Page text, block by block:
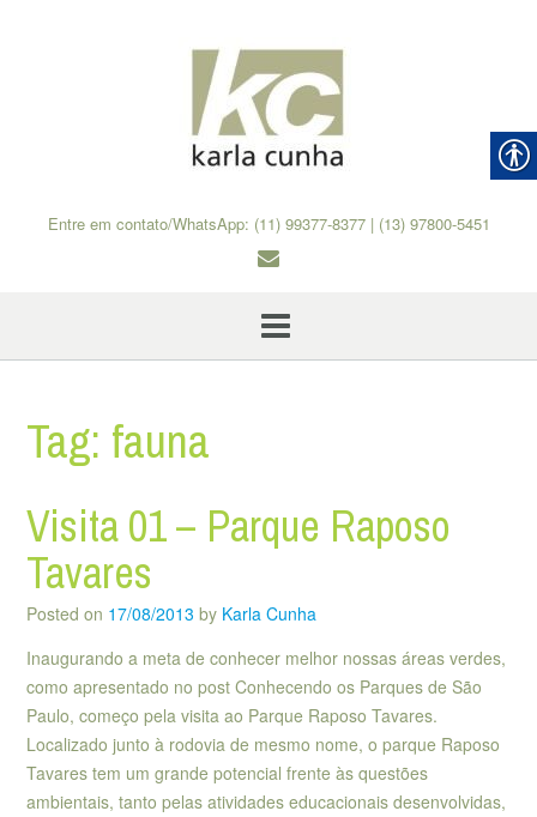
Entre em contato/WhatsApp: (11) 99377-8377 | (13) 97800-5451
Tag: fauna
Visita 01 – Parque Raposo
Tavares
Posted on 17/08/2013 by Karla Cunha
Inaugurando a meta de conhecer melhor nossas áreas verdes,
como apresentado no post Conhecendo os Parques de São
Paulo, começo pela visita ao Parque Raposo Tavares.
Localizado junto à rodovia de mesmo nome, o parque Raposo
Tavares tem um grande potencial frente às questões
ambientais, tanto pelas atividades educacionais desenvolvidas,